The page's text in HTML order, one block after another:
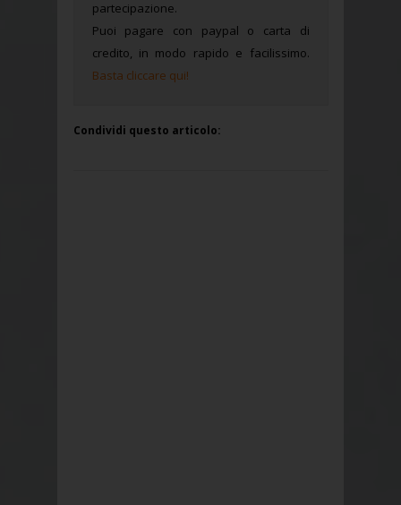
partecipazione.
Puoi pagare con paypal o carta di
credito, in modo rapido e facilissimo.
Basta cliccare qui!
Condividi questo articolo: